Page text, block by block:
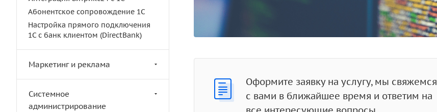
Оформите заявку на услугу, мы свяжемся
с вами в ближайшее время и ответим на
Абонентское сопровождение 1С
Настройка прямого подключения
1С с банк клиентом (DirectBank)
Маркетинг и реклама
Системное
администрирование